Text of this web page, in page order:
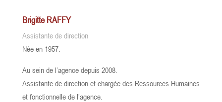
Brigitte RAFFY
Assistante de direction
Née en 1957.
Au sein de l’agence depuis 2008.
Assistante de direction et chargée des Ressources Humaines
et fonctionnelle de l’agence.